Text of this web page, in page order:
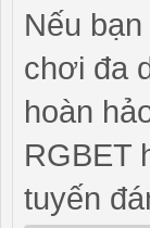
Nếu
chơi đa
hoàn
RGBET
tuyến